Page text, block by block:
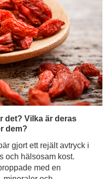
det? Vilka är deras
dem?
gjort ett rejält avtryck i
och hälsosam kost.
med en
och
en distinkt smak - söt
oftast stöter på torkade
länderna, där de